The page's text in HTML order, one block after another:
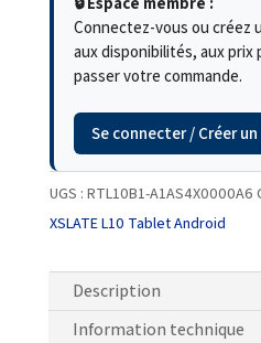
Connectez-vous ou créez
aux disponibilités, aux
passer votre commande.
Se connecter / Créer
UGS : RTL10B1-A1AS4X0000A6
XSLATE L10 Tablet Android
Description
Information technique